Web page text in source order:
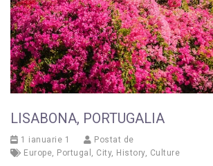
LISABONA, PORTUGALIA
1 ianuarie 1
Postat de
Europe, Portugal , City, History, Culture